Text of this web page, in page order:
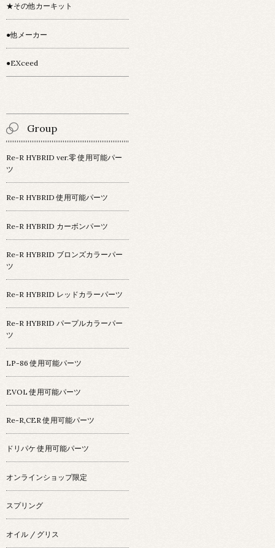
★その他カーキット
●他メーカー
●EXceed
Group
Re-R HYBRID ver.零 使用可能パー
ツ
Re-R HYBRID 使用可能パーツ
Re-R HYBRID カーボンパーツ
Re-R HYBRID ブロンズカラーパー
ツ
Re-R HYBRID レッドカラーパーツ
Re-R HYBRID パープルカラーパー
ツ
LP-86 使用可能パーツ
EVOL 使用可能パーツ
Re-R,CER 使用可能パーツ
ドリパケ 使用可能パーツ
オンラインショップ限定
スプリング
オイル / グリス